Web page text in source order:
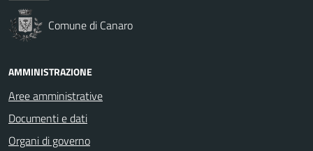
Comune di Canaro
AMMINISTRAZIONE
Aree amministrative
Documenti e dati
Organi di governo